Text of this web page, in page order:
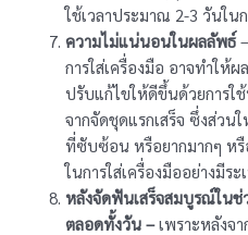
ใช้เวลาประมาณ 2-3 วันใน
ความไม่แน่นอนในผลลัพธ์
การใส่เครื่องมือ อาจทำใ
ปรับแก้ไขให้ดีขึ้นด้วยการใ
จากจัดชุดแรกเสร็จ ซึ่งส่วน
ที่ซับซ้อน หรือยากมากๆ ห
ในการใส่เครื่องมืออย่างมีร
หลังจัดฟันเสร็จสมบูรณ์ในช่
ตลอดทั้งวัน –เพราะหลังจ